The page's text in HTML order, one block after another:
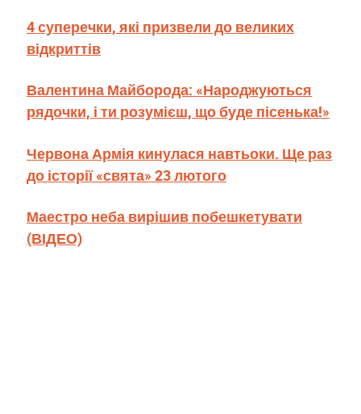
4 суперечки, які призвели до великих
відкриттів
Валентина Майборода: «Народжуються
рядочки, і ти розумієш, що буде пісенька!»
Червона Армія кинулася навтьоки. Ще раз
до історії «свята» 23 лютого
Маестро неба вирішив побешкетувати
(ВІДЕО)